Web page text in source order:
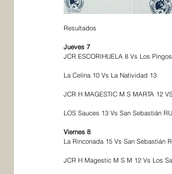
Resultados
Jueves 7
JCR ESCORIHUELA 8 Vs Los
La Celina 10 Vs La Natividad 13
JCR H MAGESTIC M S MARTA 12
LOS Sauces 13 Vs San Sebastián
Viernes 8
La Rinconada 15 Vs San Sebastián
JCR H Magestic M S M 12 Vs Los